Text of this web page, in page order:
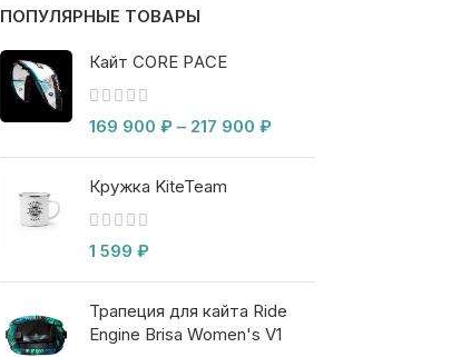
ПОПУЛЯРНЫЕ ТОВАРЫ
Кайт CORE PACE
169 900 ₽ – 217 900 ₽
Кружка KiteTeam
1 599 ₽
Трапеция для кайта Ride
Engine Brisa Women's V1